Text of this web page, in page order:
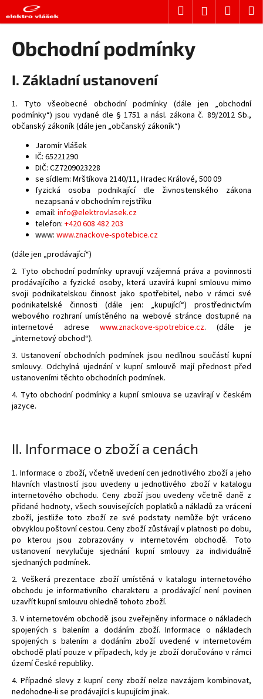
na
obsah
HledatPřihlášení
Obchodní podmínky
I. Základní ustanovení
1. Tyto všeobecné obchodní podmínky (dále jen „obchodní
podmínky“) jsou vydané dle § 1751 a násl. zákona č. 89/2012 Sb.,
občanský zákoník (dále jen „občanský zákoník“)
Jaromír Vlášek
IČ: 65221290
DIČ: CZ7209023228
se sídlem: Mrštíkova 2140/11, Hradec Králové, 500 09
fyzická osoba podnikající dle živnostenského zákona
nezapsaná v obchodním rejstříku
email: info@elektrovlasek.cz
telefon: +420 608 482 203
www: www.znackove-spotebice.cz
(dále jen „prodávající“)
2. Tyto obchodní podmínky upravují vzájemná práva a povinnosti
prodávajícího a fyzické osoby, která uzavírá kupní smlouvu mimo
svoji podnikatelskou činnost jako spotřebitel, nebo v rámci své
podnikatelské činnosti (dále jen: „kupující“) prostřednictvím
webového rozhraní umístěného na webové stránce dostupné na
internetové adrese www.znackove-spotrebice.cz. (dále je
„internetový obchod“).
3. Ustanovení obchodních podmínek jsou nedílnou součástí kupní
smlouvy. Odchylná ujednání v kupní smlouvě mají přednost před
ustanoveními těchto obchodních podmínek.
4. Tyto obchodní podmínky a kupní smlouva se uzavírají v českém
jazyce.
II. Informace o zboží a cenách
1. Informace o zboží, včetně uvedení cen jednotlivého zboží a jeho
hlavních vlastností jsou uvedeny u jednotlivého zboží v katalogu
internetového obchodu. Ceny zboží jsou uvedeny včetně daně z
přidané hodnoty, všech souvisejících poplatků a nákladů za vrácení
zboží, jestliže toto zboží ze své podstaty nemůže být vráceno
obvyklou poštovní cestou. Ceny zboží zůstávají v platnosti po dobu,
po kterou jsou zobrazovány v internetovém obchodě. Toto
ustanovení nevylučuje sjednání kupní smlouvy za individuálně
sjednaných podmínek.
2. Veškerá prezentace zboží umístěná v katalogu internetového
obchodu je informativního charakteru a prodávající není povinen
uzavřít kupní smlouvu ohledně tohoto zboží.
3. V internetovém obchodě jsou zveřejněny informace o nákladech
spojených s balením a dodáním zboží. Informace o nákladech
spojených s balením a dodáním zboží uvedené v internetovém
obchodě platí pouze v případech, kdy je zboží doručováno v rámci
území České republiky.
4. Případné slevy z kupní ceny zboží nelze navzájem kombinovat,
nedohodne-li se prodávající s kupujícím jinak.
o
o
o
t
e
n
a
j
í
t
?
HLEDAT
D
p
o
r
u
č
u
j
e
m
e